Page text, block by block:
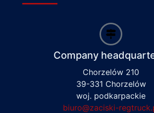
Company
Chorzelów 210
39-331 Chorzelów
woj. podkarpackie
biuro@zaciski-